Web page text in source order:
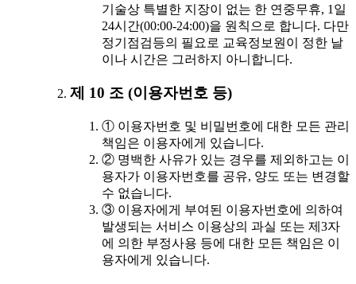
기술상 특별한 지장이 없는 한 연중무휴, 1일
24시간(00:00-24:00)을 원칙으로 합니다. 다만
정기점검등의 필요로 교육정보원이 정한 날
이나 시간은 그러하지 아니합니다.
제 10 조 (이용자번호 등)
① 이용자번호 및 비밀번호에 대한 모든 관리
책임은 이용자에게 있습니다.
② 명백한 사유가 있는 경우를 제외하고는 이
용자가 이용자번호를 공유, 양도 또는 변경할
수 없습니다.
③ 이용자에게 부여된 이용자번호에 의하여
발생되는 서비스 이용상의 과실 또는 제3자
에 의한 부정사용 등에 대한 모든 책임은 이
용자에게 있습니다.